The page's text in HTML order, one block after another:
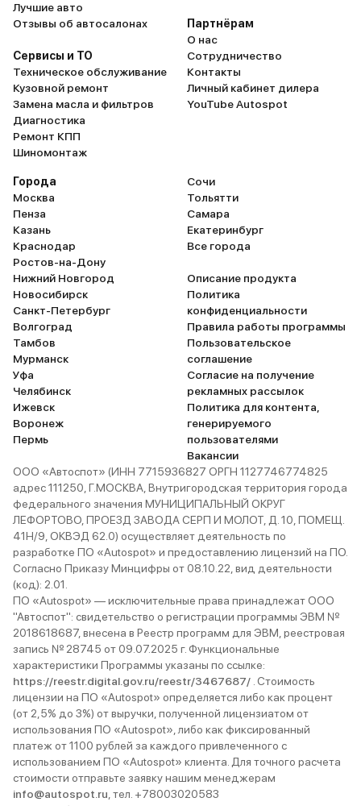
Лучшие авто
Отзывы об автосалонах
Сервисы и ТО
Техническое обслуживание
Кузовной ремонт
Замена масла и фильтров
Диагностика
Ремонт КПП
Шиномонтаж
Партнёрам
О нас
Сотрудничество
Контакты
Личный кабинет дилера
YouTube Autospot
Города
Москва
Пенза
Казань
Краснодар
Ростов-на-Дону
Нижний Новгород
Новосибирск
Санкт-Петербург
Волгоград
Тамбов
Мурманск
Уфа
Челябинск
Ижевск
Воронеж
Пермь
Сочи
Тольятти
Самара
Екатеринбург
Все города
Описание продукта
Политика
конфиденциальности
Правила работы программы
Пользовательское
соглашение
Согласие на получение
рекламных рассылок
Политика для контента,
генерируемого
пользователями
Вакансии
ООО «Автоспот» (ИНН 7715936827 ОРГН 1127746774825
адрес 111250, Г.МОСКВА, Внутригородская территория города
федерального значения МУНИЦИПАЛЬНЫЙ ОКРУГ
ЛЕФОРТОВО, ПРОЕЗД ЗАВОДА СЕРП И МОЛОТ, Д. 10, ПОМЕЩ.
41Н/9, ОКВЭД 62.0) осуществляет деятельность по
разработке ПО «Autospot» и предоставлению лицензий на ПО.
Согласно Приказу Минцифры от 08.10.22, вид деятельности
(код): 2.01.
ПО «Autospot» — исключительные права принадлежат ООО
"Автоспот": свидетельство о регистрации программы ЭВМ №
2018618687, внесена в Реестр программ для ЭВМ, реестровая
запись № 28745 от 09.07.2025 г. Функциональные
характеристики Программы указаны по ссылке:
https://reestr.digital.gov.ru/reestr/3467687/ . Стоимость
лицензии на ПО «Autospot» определяется либо как процент
(от 2,5% до 3%) от выручки, полученной лицензиатом от
использования ПО «Autospot», либо как фиксированный
платеж от 1100 рублей за каждого привлеченного с
использованием ПО «Autospot» клиента. Для точного расчета
стоимости отправьте заявку нашим менеджерам
info@autospot.ru , тел. +78003020583